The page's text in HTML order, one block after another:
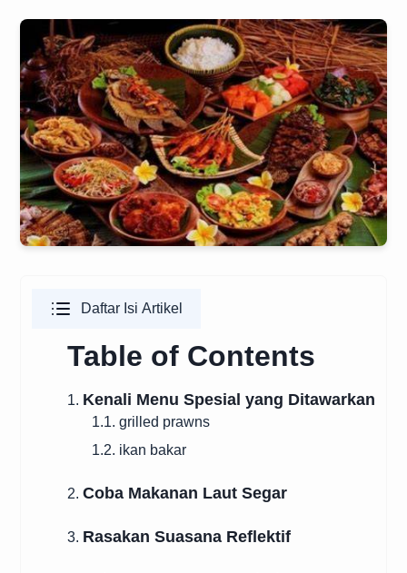
Daftar Isi Artikel
Table of Contents
1. Kenali Menu Spesial yang Ditawarkan
1.1. grilled prawns
1.2. ikan bakar
2. Coba Makanan Laut Segar
3. Rasakan Suasana Reflektif